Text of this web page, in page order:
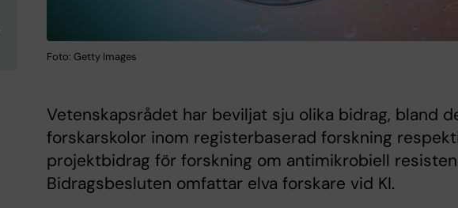
Foto: Getty Images
Vetenskapsrådet har beviljat sju olika bidrag, bland
forskarskolor inom registerbaserad forskning
projektbidrag för forskning om antimikrobiell
Bidragsbesluten omfattar elva forskare vid KI.